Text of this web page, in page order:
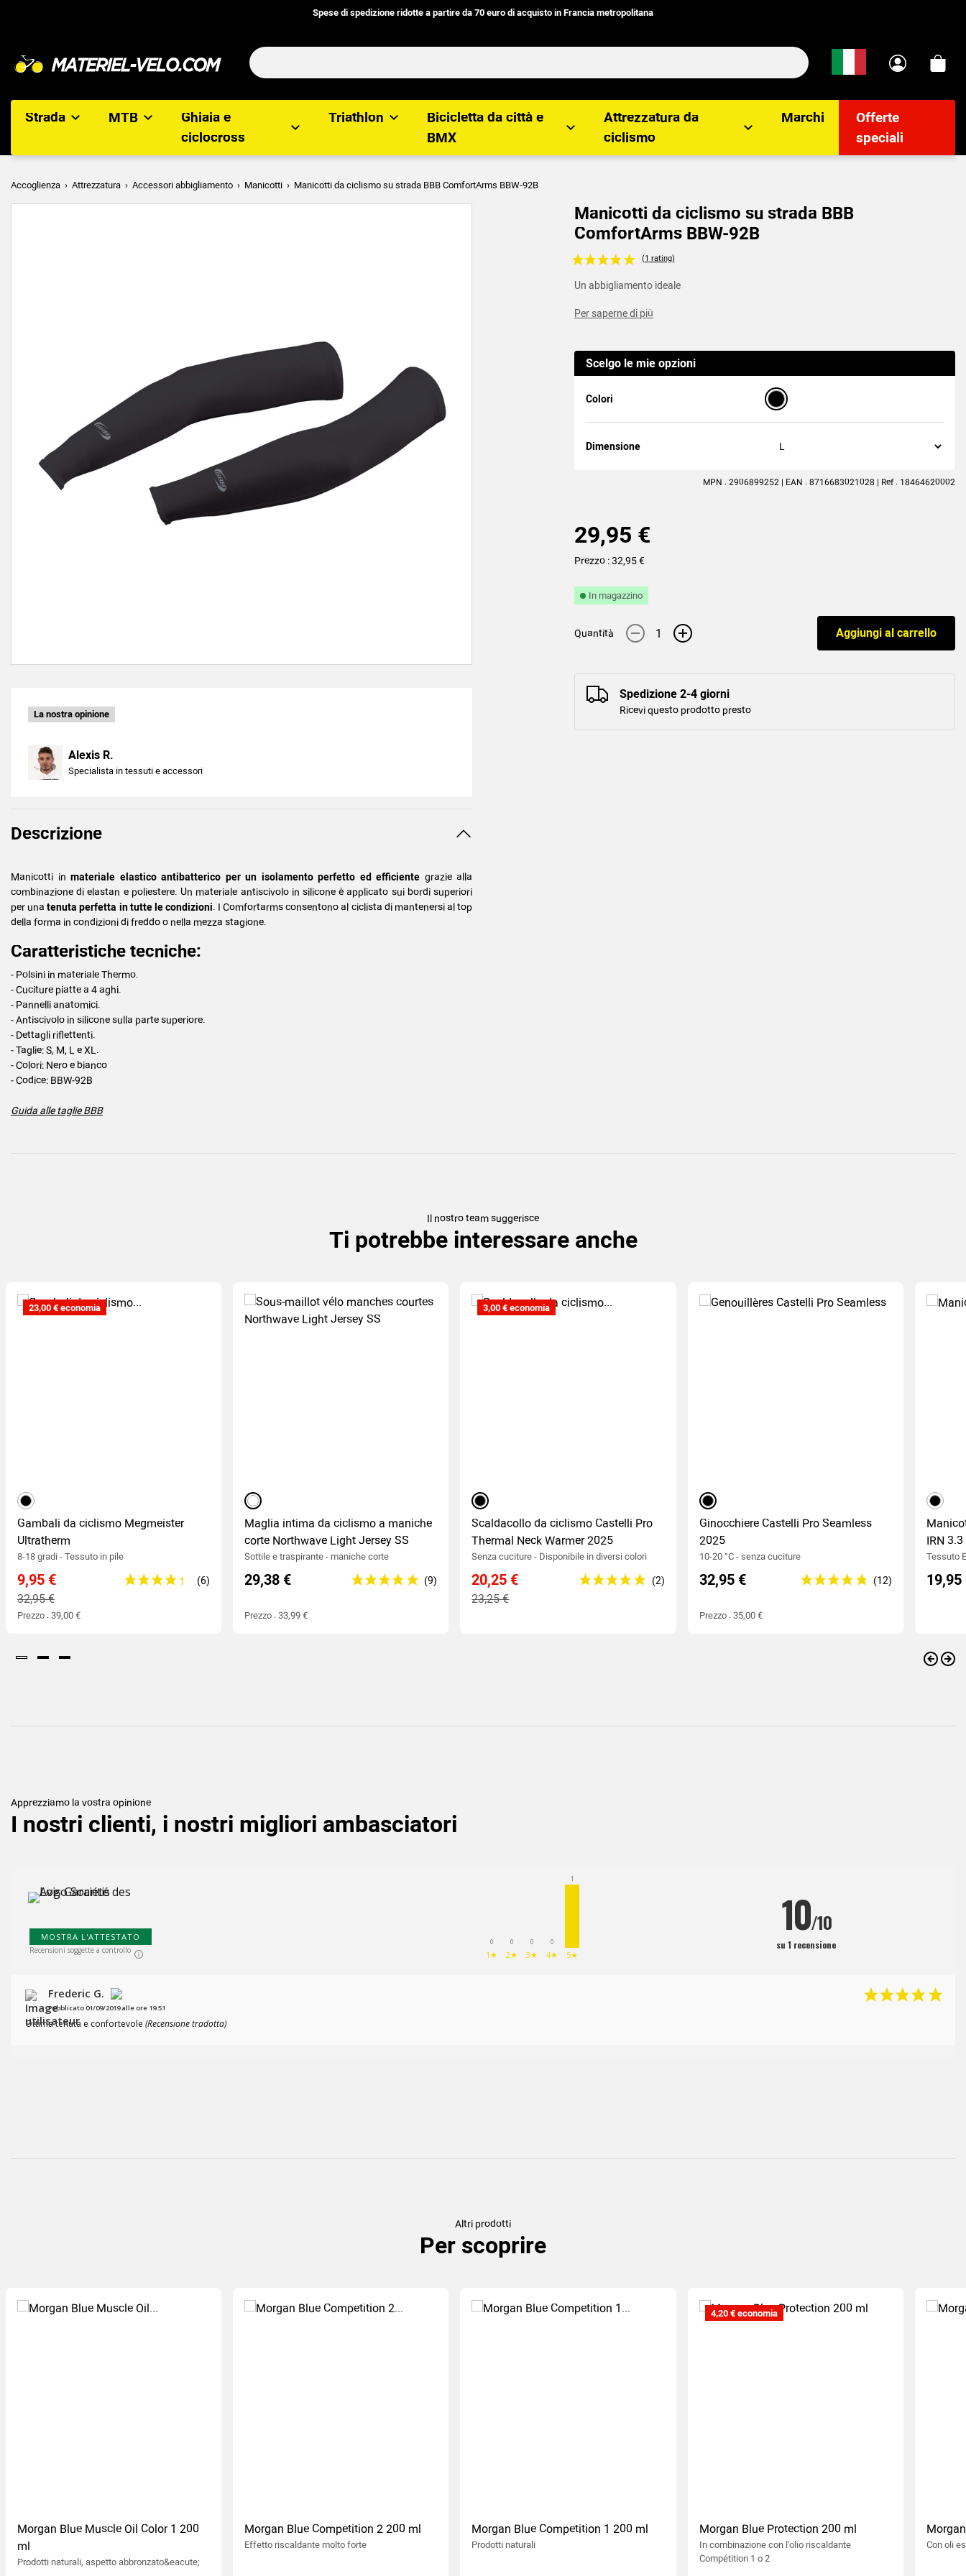
Spese di spedizione ridotte a partire da 70 euro di acquisto in Francia metropolitana
Strada MTB
Ghiaia e
ciclocross
Triathlon
Bicicletta da città e
BMX
Attrezzatura da
ciclismo
Marchi
Offerte
speciali
Accoglienza Attrezzatura Accessori abbigliamento Manicotti Manicotti da ciclismo su strada BBB ComfortArms BBW-92B
Manicotti da ciclismo su strada BBB
ComfortArms BBW-92B
Voir les avis clients
Un abbigliamento ideale
Per saperne di più
Scelgo le mie opzioni
Colori
Dimensione
MPN : 2906899252 | EAN : 8716683021028 | Ref : 18464620002
29,95 €
Prezzo : 32,95 €
In magazzino
Quantità - + Aggiungi al carrello
Spedizione 2-4 giorni
Ricevi questo prodotto presto
La nostra opinione
Alexis R.
Specialista in tessuti e accessori
Descrizione
Manicotti in materiale elastico antibatterico per un isolamento perfetto ed efficiente grazie alla
combinazione di elastan e poliestere. Un materiale antiscivolo in silicone è applicato sui bordi superiori
per una tenuta perfetta in tutte le condizioni. I Comfortarms consentono al ciclista di mantenersi al top
della forma in condizioni di freddo o nella mezza stagione.
Caratteristiche tecniche:
- Polsini in materiale Thermo.
- Cuciture piatte a 4 aghi.
- Pannelli anatomici.
- Antiscivolo in silicone sulla parte superiore.
- Dettagli riflettenti.
- Taglie: S, M, L e XL.
- Colori: Nero e bianco
- Codice: BBW-92B
Guida alle taglie BBB
Il nostro team suggerisce
Ti potrebbe interessare anche
Nero
Gambali da ciclismo Megmeister
Ultratherm
8-18 gradi - Tessuto in pile
9,95 €
32,95 €
Prezzo : 39,00 €
23,00 € economia
bianco
Maglia intima da ciclismo a maniche
corte Northwave Light Jersey SS
Sottile e traspirante - maniche corte
29,38 €
Prezzo : 33,99 €
Nero
Scaldacollo da ciclismo Castelli Pro
Thermal Neck Warmer 2025
Senza cuciture - Disponibile in diversi colori
20,25 €
23,25 €
3,00 € economia
Nero
Ginocchiere Castelli Pro Seamless
2025
10-20 °C - senza cuciture
32,95 €
Prezzo : 35,00 €
Nero
IRN
Tessuto
19,95
Apprezziamo la vostra opinione
I nostri clienti, i nostri migliori ambasciatori
MOSTRA L'ATTESTATO
Recensioni soggette a controllo
0
1★
0
2★
0
3★
0
4★
1
5★
10/10
su 1 recensione
Frederic G.
Pubblicato 01/09/2019 alle ore 19:51
Ottima tenuta e confortevole (Recensione tradotta)
Altri prodotti
Per scoprire
Morgan Blue Muscle Oil Color 1 200
ml
Prodotti naturali, aspetto abbronzato&eacute;
Morgan Blue Competition 2 200 ml
Effetto riscaldante molto forte
Morgan Blue Competition 1 200 ml
Prodotti naturali
Morgan Blue Protection 200 ml
In combinazione con l'olio riscaldante
Compétition 1 o 2
4,20 € economia
Con oli